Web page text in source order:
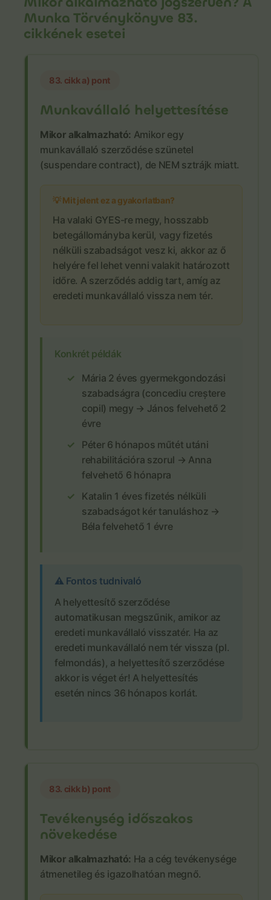
Munka Törvénykönyve 83.
cikkének esetei
83. cikk a) pont
Munkavállaló helyettesítése
Mikor alkalmazható: Amikor egy
munkavállaló szerződése szünetel
(suspendare contract), de NEM sztrájk miatt.
💡 Mit jelent ez a gyakorlatban?
Ha valaki GYES-re megy, hosszabb
betegállományba kerül, vagy fizetés
nélküli szabadságot vesz ki, akkor az ő
helyére fel lehet venni valakit határozott
időre. A szerződés addig tart, amíg az
eredeti munkavállaló vissza nem tér.
Konkrét példák
Mária 2 éves gyermekgondozási
szabadságra (concediu creștere
copil) megy → János felvehető 2
évre
Péter 6 hónapos műtét utáni
rehabilitációra szorul → Anna
felvehető 6 hónapra
Katalin 1 éves fizetés nélküli
szabadságot kér tanuláshoz →
Béla felvehető 1 évre
⚠️ Fontos tudnivaló
A helyettesítő szerződése
automatikusan megszűnik, amikor az
eredeti munkavállaló visszatér. Ha az
eredeti munkavállaló nem tér vissza (pl.
felmondás), a helyettesítő szerződése
akkor is véget ér! A helyettesítés
esetén nincs 36 hónapos korlát.
83. cikk b) pont
Tevékenység időszakos
növekedése
Mikor alkalmazható: Ha a cég tevékenysége
átmenetileg és igazolhatóan megnő.